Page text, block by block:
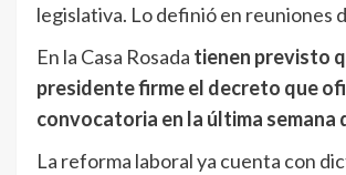
legislativa. Lo definió en reuniones
En la Casa Rosada tienen previsto
presidente firme el decreto que
convocatoria en la última semana
La reforma laboral ya cuenta con